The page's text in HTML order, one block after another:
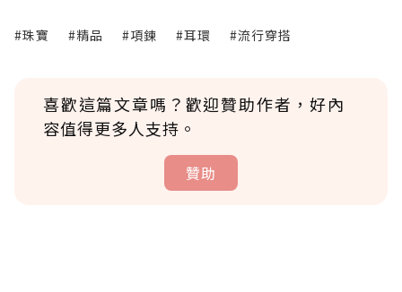
#珠寶 #精品 #項鍊 #耳環 #流行穿搭
喜歡這篇文章嗎？歡迎贊助作者，好內
容值得更多人支持。
贊助